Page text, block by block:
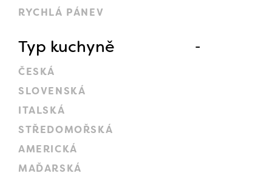
RYCHLÁ PÁNEV
Typ kuchyně
ČESKÁ
SLOVENSKÁ
ITALSKÁ
STŘEDOMOŘSKÁ
AMERICKÁ
MAĎARSKÁ